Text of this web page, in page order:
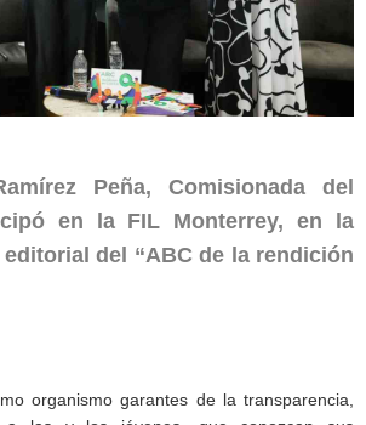
Peña, Comisionada del
en la FIL Monterrey, en la
del “ABC de la rendición
organismo garantes de la transparencia,